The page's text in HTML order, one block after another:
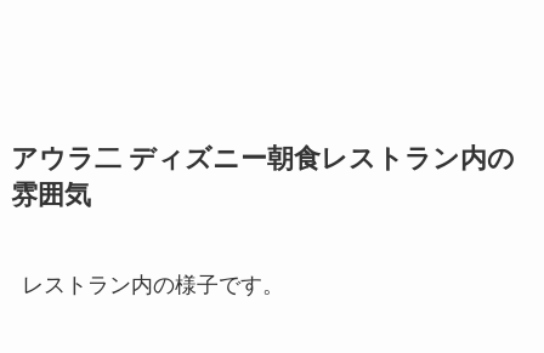
アウラ二 ディズニー朝食レストラン内の
雰囲気
レストラン内の様子です。